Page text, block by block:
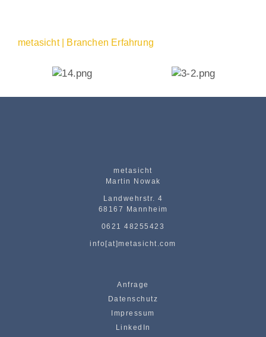
metasicht | Branchen Erfahrung
metasicht
Martin Nowak
Landwehrstr. 4
68167 Mannheim
0621 48255423
info[at]metasicht.com
Anfrage
Datenschutz
Impressum
LinkedIn